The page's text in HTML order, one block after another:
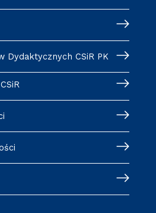
Dydaktycznych CSiR PK